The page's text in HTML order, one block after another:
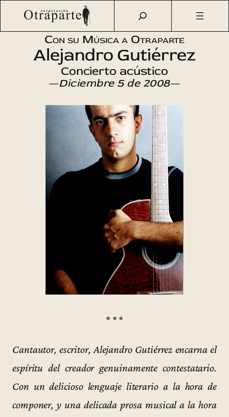
Saltar
Otraparte.org/ Agenda Cultural Música
Presentación de
«Tus Canciones»
Con su Música a Otraparte
Alejandro Gutiérrez
Concierto acústico
—Diciembre 5 de 2008—
* * *
Cantautor, escritor, Alejandro Gutiérrez encarna el
espíritu del creador genuinamente contestatario.
Con un delicioso lenguaje literario a la hora de
componer, y una delicada prosa musical a la hora